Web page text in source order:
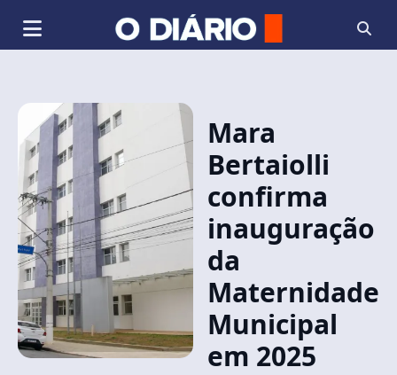
Mara
Bertaiolli
confirma
inauguração
da
Maternidade
Municipal
em 2025